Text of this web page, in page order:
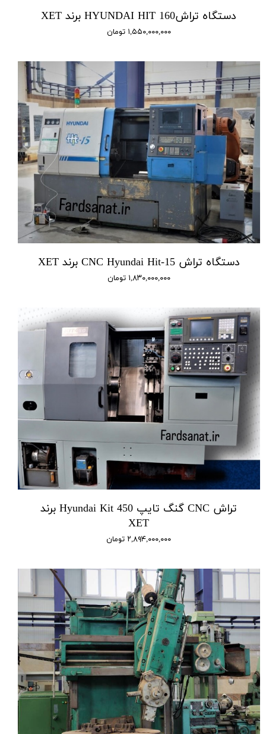
دستگاه تراشHYUNDAI HIT 160 برند XET
۱,۵۵۰,۰۰۰,۰۰۰ تومان
دستگاه تراش CNC Hyundai Hit-15 برند XET
۱,۸۳۰,۰۰۰,۰۰۰ تومان
تراش CNC گنگ تایپ Hyundai Kit 450 برند
XET
۲,۸۹۴,۰۰۰,۰۰۰ تومان